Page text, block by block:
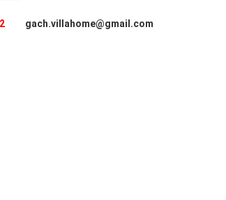
gach.villahome@gmail.com